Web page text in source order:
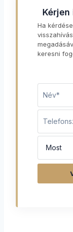
Ha
keresni